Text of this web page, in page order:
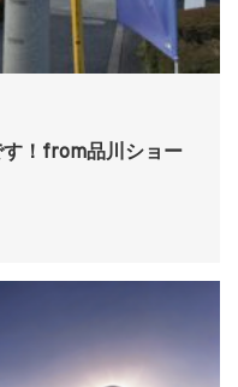
す！from品川ショー